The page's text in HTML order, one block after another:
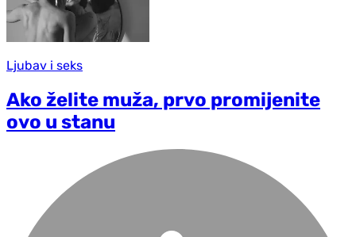
Ljubav i seks
Ako želite muža, prvo promijenite
ovo u stanu